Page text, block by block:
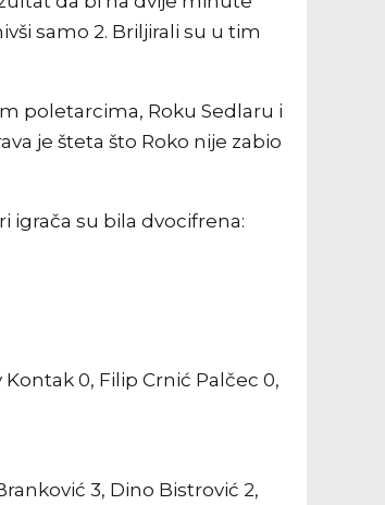
samo 2. Briljirali su u tim
poletarcima, Roku Sedlaru i
je šteta što Roko nije zabio
igrača su bila dvocifrena:
Kontak 0, Filip Crnić Palčec 0,
3, Dino Bistrović 2,